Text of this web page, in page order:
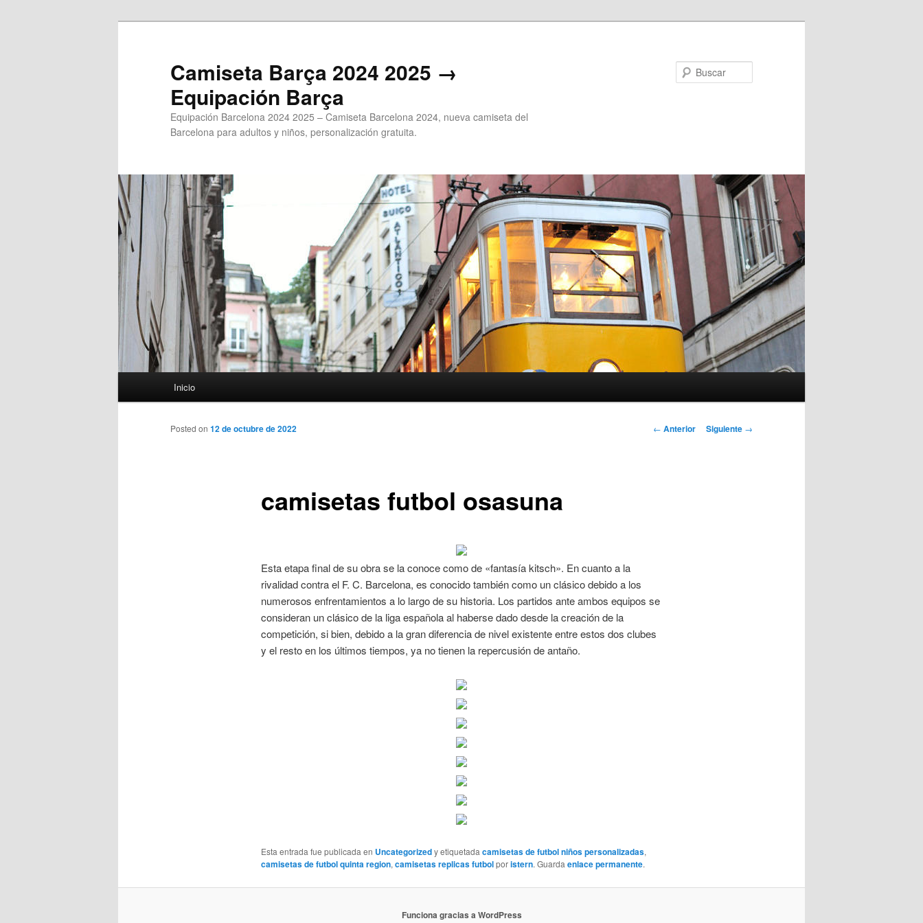
Camiseta Barça 2024 2025 →
Equipación Barça
Equipación Barcelona 2024 2025 – Camiseta Barcelona 2024, nueva camiseta del
Barcelona para adultos y niños, personalización gratuita.
Inicio
Navegación
← Anterior Siguiente →
camisetas futbol osasuna
Posted on 12 de octubre de 2022
Esta etapa final de su obra se la conoce como de «fantasía kitsch». En cuanto a la
rivalidad contra el F. C. Barcelona, es conocido también como un clásico debido a los
numerosos enfrentamientos a lo largo de su historia. Los partidos ante ambos equipos se
consideran un clásico de la liga española al haberse dado desde la creación de la
competición, si bien, debido a la gran diferencia de nivel existente entre estos dos clubes
y el resto en los últimos tiempos, ya no tienen la repercusión de antaño.
Esta entrada fue publicada en Uncategorizedy etiquetadacamisetas de futbol niños personalizadas,
camisetas de futbol quinta region,camisetas replicas futbolporistern. Guardaenlace permanente.
Funciona gracias a WordPress